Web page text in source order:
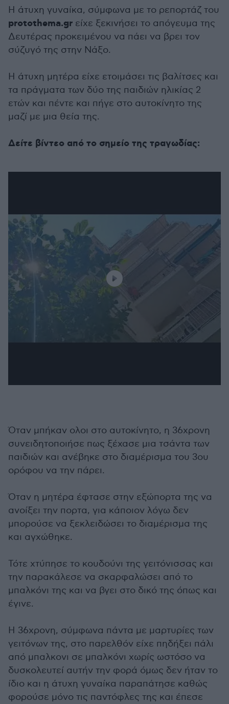
Η άτυχη γυναίκα, σύμφωνα με το ρεπορτάζ του
protothema.gr είχε ξεκινήσει το απόγευμα της
Δευτέρας προκειμένου να πάει να βρει τον
σύζυγό της στην Νάξο.
Η άτυχη μητέρα είχε ετοιμάσει τις βαλίτσες και
τα πράγματα των δύο της παιδιών ηλικίας 2
ετών και πέντε και πήγε στο αυτοκίνητο της
μαζί με μια θεία της.
Δείτε βίντεο από το σημείο της τραγωδίας:
Όταν μπήκαν ολοι στο αυτοκίνητο, η 36χρονη
συνειδητοποιήσε πως ξέχασε μια τσάντα των
παιδιών και ανέβηκε στο διαμέρισμα του 3ου
ορόφου να την πάρει.
Όταν η μητέρα έφτασε στην εξώπορτα της να
ανοίξει την πορτα, για κάποιον λόγω δεν
μπορούσε να ξεκλειδώσει το διαμέρισμα της
και αγχώθηκε.
Τότε χτύπησε το κουδούνι της γειτόνισσας και
την παρακάλεσε να σκαρφαλώσει από το
μπαλκόνι της και να βγει στο δικό της όπως και
έγινε.
Η 36χρονη, σύμφωνα πάντα με μαρτυρίες των
γειτόνων της, στο παρελθόν είχε πηδήξει πάλι
από μπαλκονι σε μπαλκόνι χωρίς ωστόσο να
δυσκολευτεί αυτήν την φορά όμως δεν ήταν το
ίδιο και η άτυχη γυναίκα παραπάτησε καθώς
φορούσε μόνο τις παντόφλες της και έπεσε